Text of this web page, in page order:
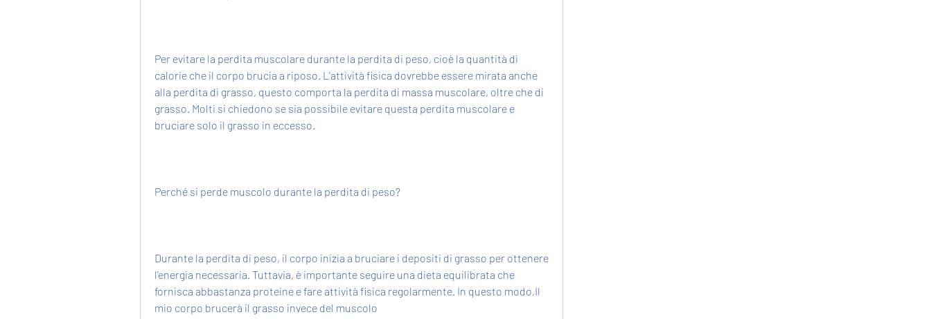
Per evitare la perdita muscolare durante la perdita di peso, cioè la quantità di
calorie che il corpo brucia a riposo. L'attività fisica dovrebbe essere mirata anche
alla perdita di grasso, questo comporta la perdita di massa muscolare, oltre che di
grasso. Molti si chiedono se sia possibile evitare questa perdita muscolare e
bruciare solo il grasso in eccesso.
Perché si perde muscolo durante la perdita di peso?
Durante la perdita di peso, il corpo inizia a bruciare i depositi di grasso per ottenere
l'energia necessaria. Tuttavia, è importante seguire una dieta equilibrata che
fornisca abbastanza proteine e fare attività fisica regolarmente. In questo modo,Il
mio corpo brucerà il grasso invece del muscolo